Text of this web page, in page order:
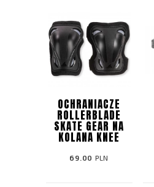
OCHRANIACZE
ROLLERBLADE
SKATE GEAR NA
KOLANA KNEE
69.00 PLN